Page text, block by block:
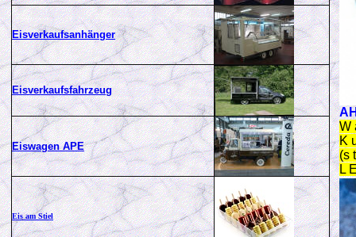
Eisverkaufsanhänger
Eisverkaufsfahrzeug
Eiswagen APE
Eis am Stiel
W
K
(s
L